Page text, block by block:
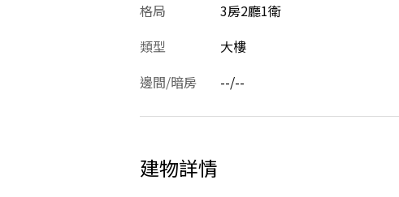
格局
3房2廳1衛
類型
大樓
邊間/暗房
--/--
建物詳情